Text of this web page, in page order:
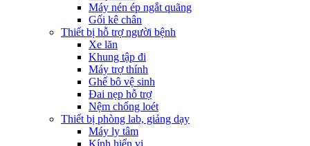
Máy nén ép ngắt quãng
Gối kê chân
Thiết bị hỗ trợ người bệnh
Xe lăn
Khung tập đi
Máy trợ thính
Ghế bô vệ sinh
Đai nẹp hỗ trợ
Nệm chống loét
Thiết bị phòng lab, giảng dạy
Máy ly tâm
Kính hiển vi